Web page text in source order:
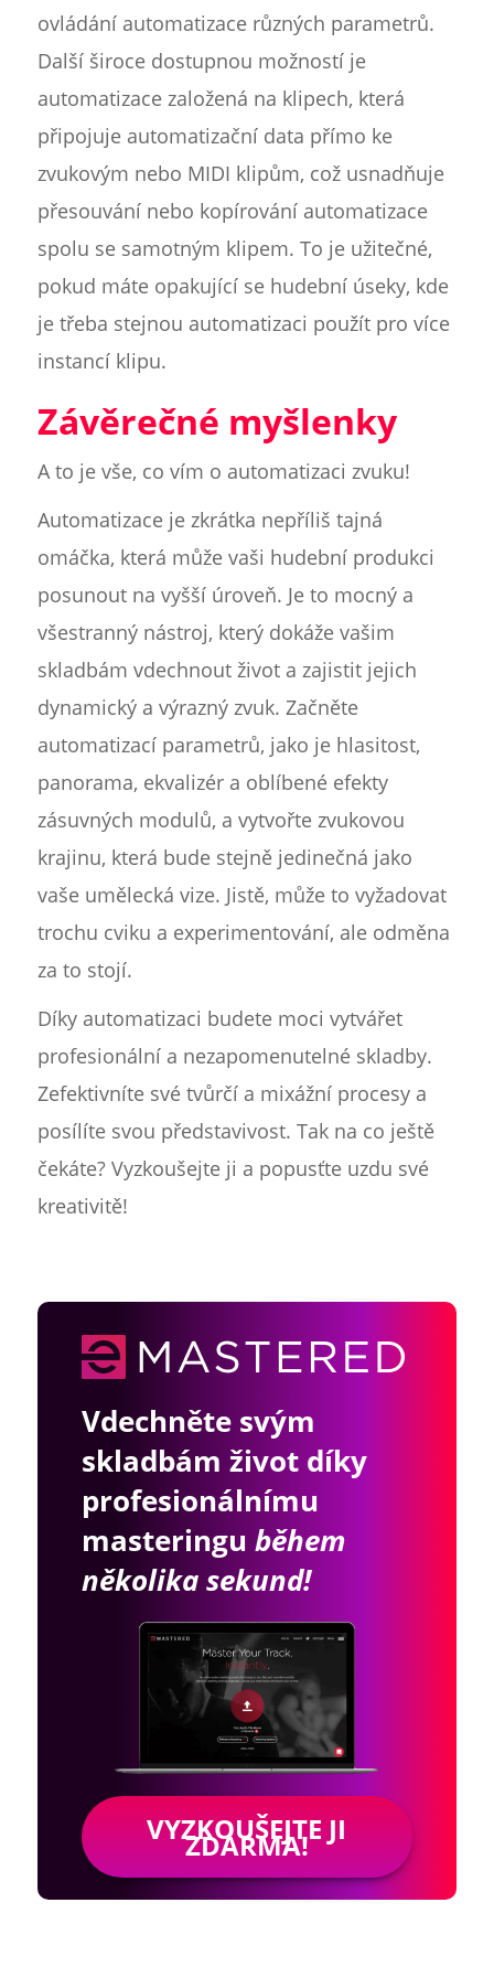
ovládání automatizace různých parametrů.
Další široce dostupnou možností je
automatizace založená na klipech, která
připojuje automatizační data přímo ke
zvukovým nebo MIDI klipům, což usnadňuje
přesouvání nebo kopírování automatizace
spolu se samotným klipem. To je užitečné,
pokud máte opakující se hudební úseky, kde
je třeba stejnou automatizaci použít pro více
instancí klipu.
Závěrečné myšlenky
A to je vše, co vím o automatizaci zvuku!
Automatizace je zkrátka nepříliš tajná
omáčka, která může vaši hudební produkci
posunout na vyšší úroveň. Je to mocný a
všestranný nástroj, který dokáže vašim
skladbám vdechnout život a zajistit jejich
dynamický a výrazný zvuk. Začněte
automatizací parametrů, jako je hlasitost,
panorama, ekvalizér a oblíbené efekty
zásuvných modulů, a vytvořte zvukovou
krajinu, která bude stejně jedinečná jako
vaše umělecká vize. Jistě, může to vyžadovat
trochu cviku a experimentování, ale odměna
za to stojí.
Díky automatizaci budete moci vytvářet
profesionální a nezapomenutelné skladby.
Zefektivníte své tvůrčí a mixážní procesy a
posílíte svou představivost. Tak na co ještě
čekáte? Vyzkoušejte ji a popusťte uzdu své
kreativitě!
Vdechněte svým
skladbám život díky
profesionálnímu
masteringu během
několika sekund!
VYZKOUŠEJTE JI
ZDARMA!